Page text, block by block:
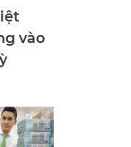
vào